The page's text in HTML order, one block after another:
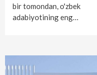
bir tomondan, o'zbek
adabiyotining eng…